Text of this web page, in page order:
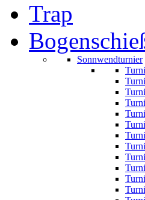
Trap
Sonnwendturnier